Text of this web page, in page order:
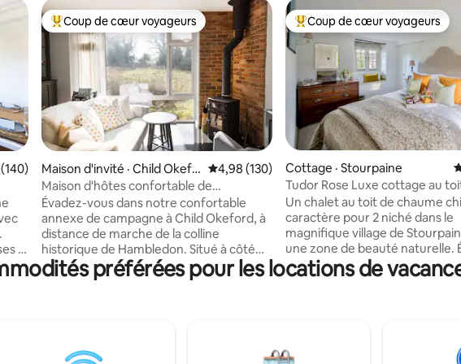
de 4,92 sur 5, 140 commentaires
à
les
Coup de cœur voyageurs parmi les plus aimés
Coup de cœur voyageurs
Maison d'invité · Child Okefo
rd
Note moyenne de 4,98 sur 5, 130
4,98 (130)
Maison d'hôtes confortable de
2 chambres à la campagne
Évadez-vous dans notre confortable
annexe de campagne à Child Okeford, à
distance de marche de la colline
historique de Hambledon. Situé à côté
d'un ruisseau paisible avec vue sur les
bois et le chant des oiseaux, il est idéal
cuisiner à la maison et d'une salle d'eau
Coup de cœur voyageurs
Coup de cœur voyageurs
Cottage · Stourpaine
Tudor Rose Luxe cottage au
chaume Dorset.
Un chalet au toit de chaume
caractère pour 2 niché dans le
magnifique village de
une zone de beauté naturelle.
vous dans ce refuge
couples pour une escapade de
douche séparée, un salon
une salle à manger séparée,
préférées pour les locations de